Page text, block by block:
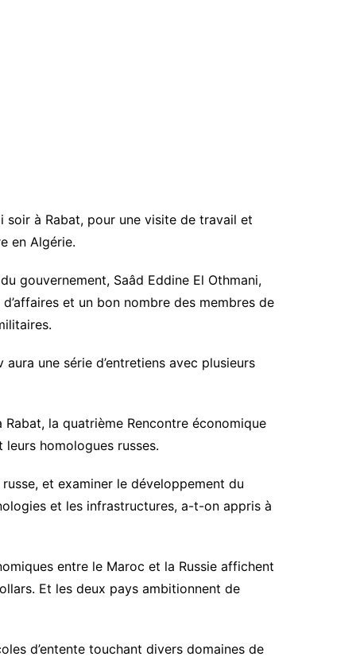
soir à Rabat, pour une visite de travail et
en Algérie.
gouvernement, Saâd Eddine El Othmani,
et un bon nombre des membres de
une série d’entretiens avec plusieurs
la quatrième Rencontre économique
homologues russes.
et examiner le développement du
et les infrastructures, a-t-on appris à
entre le Maroc et la Russie affichent
Et les deux pays ambitionnent de
d’entente touchant divers domaines de